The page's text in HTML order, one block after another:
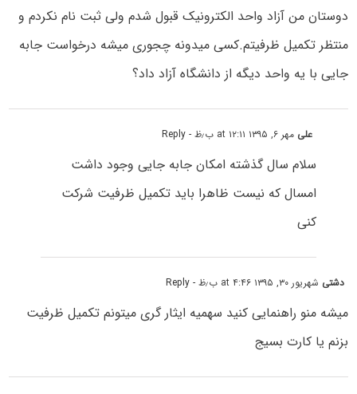
دوستان من آزاد واحد الکترونیک قبول شدم ولی ثبت نام نکردم و
منتظر تکمیل ظرفیتم.کسی میدونه چجوری میشه درخواست جابه
جایی با یه واحد دیگه از دانشگاه آزاد داد؟
علی مهر ۶, ۱۳۹۵ at ۱۲:۱۱ ب٫ظ - Reply
سلام سال گذشته امکان جابه جایی وجود داشت
امسال که نیست ظاهرا باید تکمیل ظرفیت شرکت
کنی
دشتی شهریور ۳۰, ۱۳۹۵ at ۴:۴۶ ب٫ظ - Reply
میشه منو راهنمایی کنید سهمیه ایثار گری میتونم تکمیل ظرفیت
بزنم یا کارت بسیج